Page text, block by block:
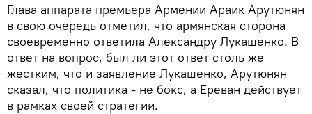
Глава аппарата премьера Армении Араик Арутюнян
в свою очередь отметил, что армянская сторона
своевременно ответила Александру Лукашенко. В
ответ на вопрос, был ли этот ответ столь же
жестким, что и заявление Лукашенко, Арутюнян
сказал, что политика - не бокс, а Ереван действует
в рамках своей стратегии.